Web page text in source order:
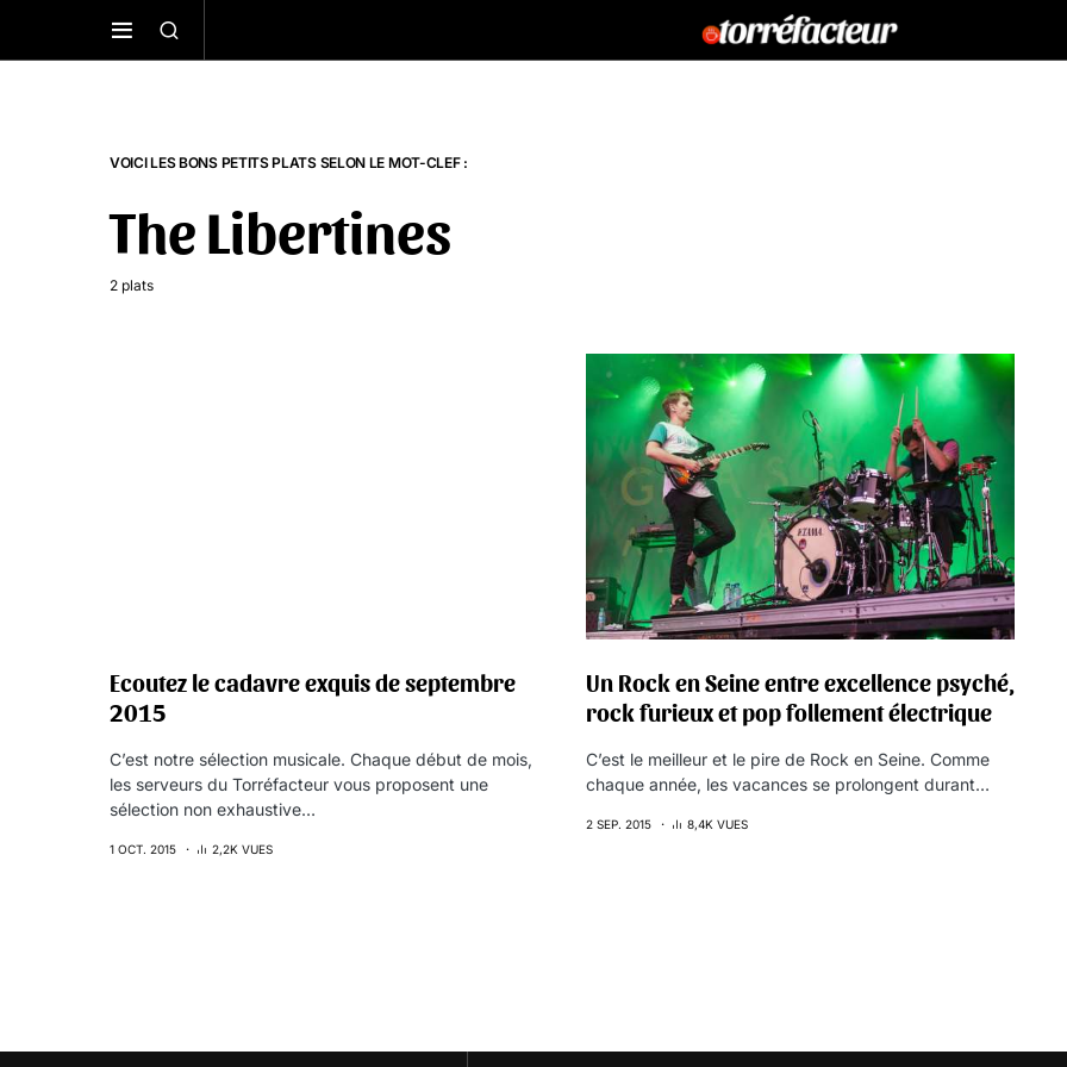
VOICI LES BONS PETITS PLATS SELON LE MOT-CLEF :
The Libertines
2 plats
Ecoutez le cadavre exquis de septembre
2015
C’est notre sélection musicale. Chaque début de mois,
les serveurs du Torréfacteur vous proposent une
sélection non exhaustive…
1 OCT. 2015 2,2K VUES
Un Rock en Seine entre excellence psyché,
rock furieux et pop follement électrique
C’est le meilleur et le pire de Rock en Seine. Comme
chaque année, les vacances se prolongent durant…
2 SEP. 2015 8,4K VUES